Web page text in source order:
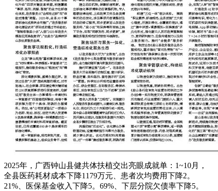
2025年，广西钟山县健共体扶植交出亮眼成就单：1~10月，
全县医药耗材成本下降1179万元、患者次均费用下降2。
21%、医保基金收入下降5。69%、下层分院欠债率下降5。